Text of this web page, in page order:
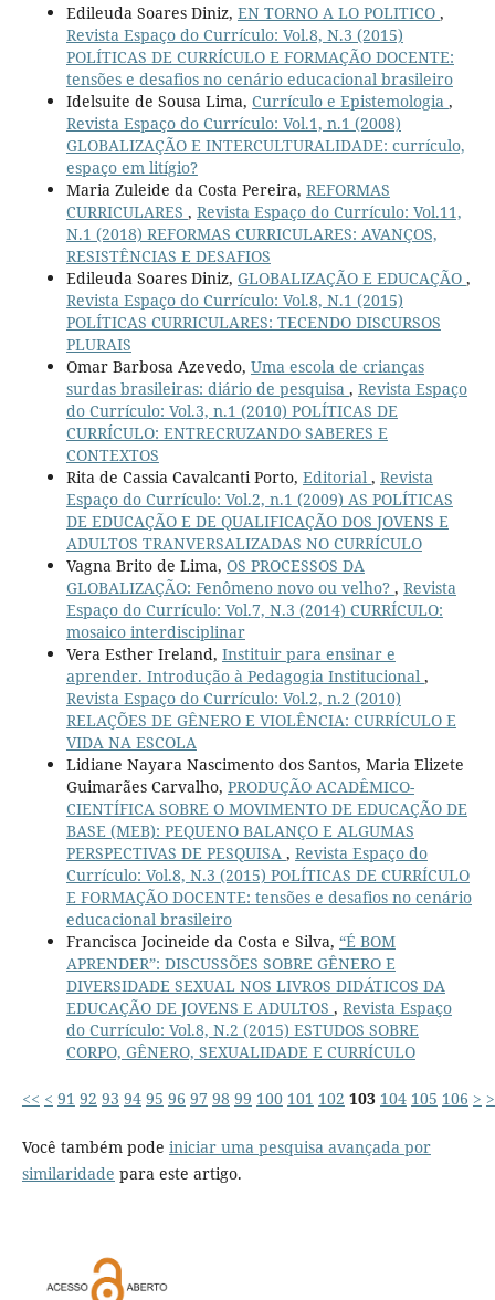
Edileuda Soares Diniz, EN TORNO A LO POLITICO ,
Revista Espaço do Currículo: Vol.8, N.3 (2015)
POLÍTICAS DE CURRÍCULO E FORMAÇÃO DOCENTE:
tensões e desafios no cenário educacional brasileiro
Idelsuite de Sousa Lima, Currículo e Epistemologia ,
Revista Espaço do Currículo: Vol.1, n.1 (2008)
GLOBALIZAÇÃO E INTERCULTURALIDADE: currículo,
espaço em litígio?
Maria Zuleide da Costa Pereira, REFORMAS
CURRICULARES , Revista Espaço do Currículo: Vol.11,
N.1 (2018) REFORMAS CURRICULARES: AVANÇOS,
RESISTÊNCIAS E DESAFIOS
Edileuda Soares Diniz, GLOBALIZAÇÃO E EDUCAÇÃO ,
Revista Espaço do Currículo: Vol.8, N.1 (2015)
POLÍTICAS CURRICULARES: TECENDO DISCURSOS
PLURAIS
Omar Barbosa Azevedo, Uma escola de crianças
surdas brasileiras: diário de pesquisa , Revista Espaço
do Currículo: Vol.3, n.1 (2010) POLÍTICAS DE
CURRÍCULO: ENTRECRUZANDO SABERES E
CONTEXTOS
Rita de Cassia Cavalcanti Porto, Editorial , Revista
Espaço do Currículo: Vol.2, n.1 (2009) AS POLÍTICAS
DE EDUCAÇÃO E DE QUALIFICAÇÃO DOS JOVENS E
ADULTOS TRANVERSALIZADAS NO CURRÍCULO
Vagna Brito de Lima, OS PROCESSOS DA
GLOBALIZAÇÃO: Fenômeno novo ou velho? , Revista
Espaço do Currículo: Vol.7, N.3 (2014) CURRÍCULO:
mosaico interdisciplinar
Vera Esther Ireland, Instituir para ensinar e
aprender. Introdução à Pedagogia Institucional ,
Revista Espaço do Currículo: Vol.2, n.2 (2010)
RELAÇÕES DE GÊNERO E VIOLÊNCIA: CURRÍCULO E
VIDA NA ESCOLA
Lidiane Nayara Nascimento dos Santos, Maria Elizete
Guimarães Carvalho, PRODUÇÃO ACADÊMICO-
CIENTÍFICA SOBRE O MOVIMENTO DE EDUCAÇÃO DE
BASE (MEB): PEQUENO BALANÇO E ALGUMAS
PERSPECTIVAS DE PESQUISA , Revista Espaço do
Currículo: Vol.8, N.3 (2015) POLÍTICAS DE CURRÍCULO
E FORMAÇÃO DOCENTE: tensões e desafios no cenário
educacional brasileiro
Francisca Jocineide da Costa e Silva, “É BOM
APRENDER”: DISCUSSÕES SOBRE GÊNERO E
DIVERSIDADE SEXUAL NOS LIVROS DIDÁTICOS DA
EDUCAÇÃO DE JOVENS E ADULTOS , Revista Espaço
do Currículo: Vol.8, N.2 (2015) ESTUDOS SOBRE
CORPO, GÊNERO, SEXUALIDADE E CURRÍCULO
<< < 91 92 93 94 95 96 97 98 99 100 101 102 103 104 105 106 >
Você também pode iniciar uma pesquisa avançada por
similaridade para este artigo.